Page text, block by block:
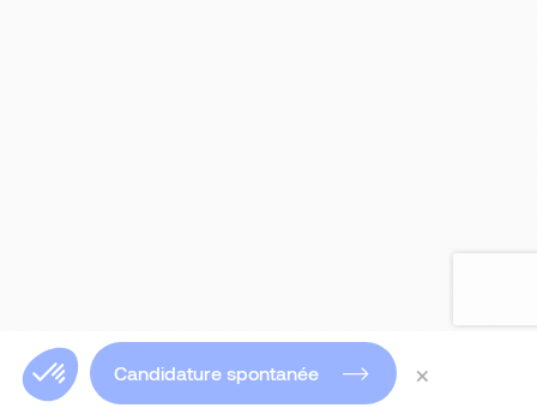
Candidature spontanée ×